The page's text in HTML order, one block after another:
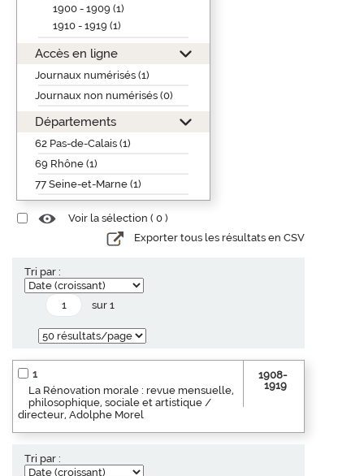
1900 - 1909 (1)
1910 - 1919 (1)
Accès en ligne
Journaux numérisés (1)
Journaux non numérisés (0)
Départements
62 Pas-de-Calais (1)
69 Rhône (1)
77 Seine-et-Marne (1)
Voir la sélection ( 0 )
Exporter tous les résultats en CSV
Tri par :
sur 1
1
La Rénovation morale : revue mensuelle,
philosophique, sociale et artistique /
directeur, Adolphe Morel
1908-
1919
Tri par :